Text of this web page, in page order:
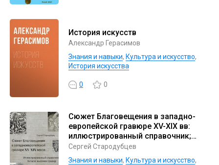
История искусств
Александр Герасимов
Знания и навыки, Культура и искусство,
История искусства
0 0
Сюжет Благовещения в западно-
европейской гравюре XV-XIX вв:
иллюстрированный справочник;
каталог выставки гравюр
Сергей Стародубцев
Знания и навыки, Культура и искусство,